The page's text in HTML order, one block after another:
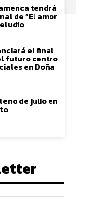
tendrá
de “El amor
el final
futuro centro
en Doña
de julio en